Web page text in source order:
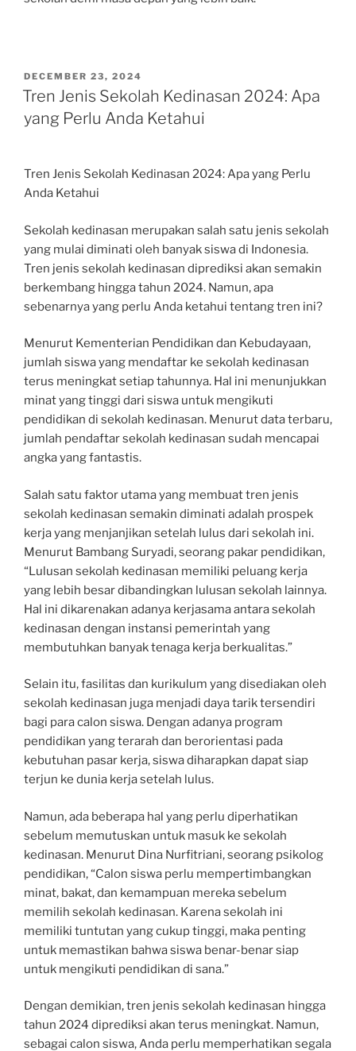
POSTED
ON
DECEMBER 23, 2024
Tren Jenis Sekolah Kedinasan 2024: Apa
yang Perlu Anda Ketahui
Tren Jenis Sekolah Kedinasan 2024: Apa yang Perlu
Anda Ketahui
Sekolah kedinasan merupakan salah satu jenis sekolah
yang mulai diminati oleh banyak siswa di Indonesia.
Tren jenis sekolah kedinasan diprediksi akan semakin
berkembang hingga tahun 2024. Namun, apa
sebenarnya yang perlu Anda ketahui tentang tren ini?
Menurut Kementerian Pendidikan dan Kebudayaan,
jumlah siswa yang mendaftar ke sekolah kedinasan
terus meningkat setiap tahunnya. Hal ini menunjukkan
minat yang tinggi dari siswa untuk mengikuti
pendidikan di sekolah kedinasan. Menurut data terbaru,
jumlah pendaftar sekolah kedinasan sudah mencapai
angka yang fantastis.
Salah satu faktor utama yang membuat tren jenis
sekolah kedinasan semakin diminati adalah prospek
kerja yang menjanjikan setelah lulus dari sekolah ini.
Menurut Bambang Suryadi, seorang pakar pendidikan,
“Lulusan sekolah kedinasan memiliki peluang kerja
yang lebih besar dibandingkan lulusan sekolah lainnya.
Hal ini dikarenakan adanya kerjasama antara sekolah
kedinasan dengan instansi pemerintah yang
membutuhkan banyak tenaga kerja berkualitas.”
Selain itu, fasilitas dan kurikulum yang disediakan oleh
sekolah kedinasan juga menjadi daya tarik tersendiri
bagi para calon siswa. Dengan adanya program
pendidikan yang terarah dan berorientasi pada
kebutuhan pasar kerja, siswa diharapkan dapat siap
terjun ke dunia kerja setelah lulus.
Namun, ada beberapa hal yang perlu diperhatikan
sebelum memutuskan untuk masuk ke sekolah
kedinasan. Menurut Dina Nurfitriani, seorang psikolog
pendidikan, “Calon siswa perlu mempertimbangkan
minat, bakat, dan kemampuan mereka sebelum
memilih sekolah kedinasan. Karena sekolah ini
memiliki tuntutan yang cukup tinggi, maka penting
untuk memastikan bahwa siswa benar-benar siap
untuk mengikuti pendidikan di sana.”
Dengan demikian, tren jenis sekolah kedinasan hingga
tahun 2024 diprediksi akan terus meningkat. Namun,
sebagai calon siswa, Anda perlu memperhatikan segala